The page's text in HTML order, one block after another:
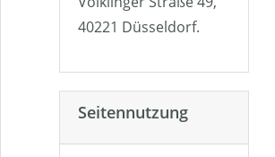
40221 Düsseldorf.
Seitennutzung